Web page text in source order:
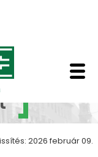
-
2026 február 09.